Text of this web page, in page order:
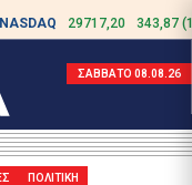
NASDAQ 29717,20 343,87
ΣΑΒΒΑΤΟ 08.08.26
ΠΟΛΙΤΙΚΗ